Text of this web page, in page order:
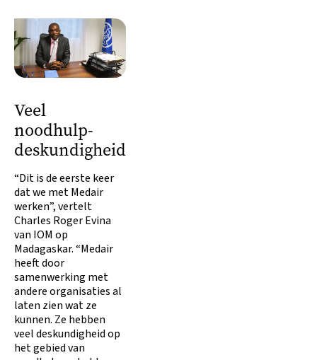
Veel
noodhulp-
deskundigheid
“Dit is de eerste keer
dat we met Medair
werken”, vertelt
Charles Roger Evina
van IOM op
Madagaskar. “Medair
heeft door
samenwerking met
andere organisaties al
laten zien wat ze
kunnen. Ze hebben
veel deskundigheid op
het gebied van